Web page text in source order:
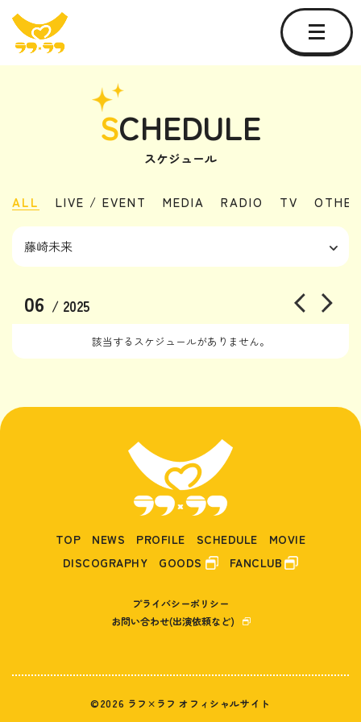
SCHEDULE
スケジュール
ALL LIVE / EVENT MEDIA RADIO TV OTHER
06 / 2025
該当するスケジュールがありません。
TOP NEWS PROFILE SCHEDULE
MOVIE
DISCOGRAPHY
GOODS FANCLUB
プライバシーポリシー
お問い合わせ(出演依頼など)
©2026 ラフ×ラフ オフィシャルサイト